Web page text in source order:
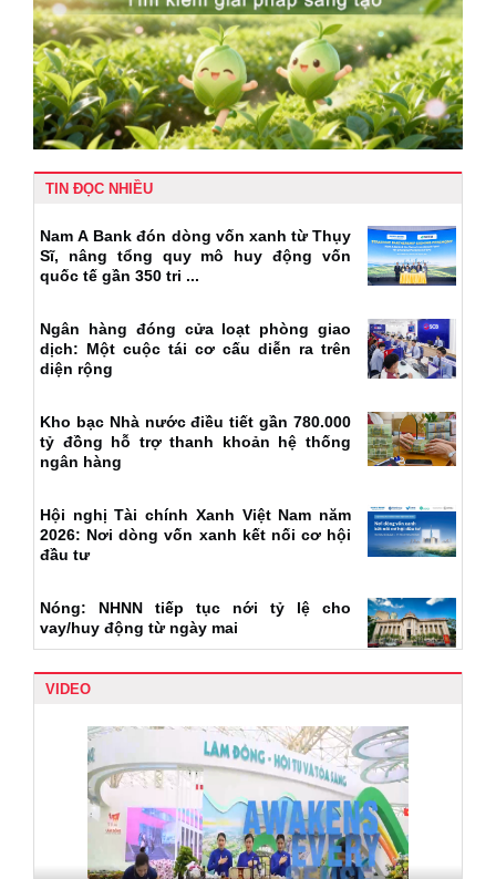
TIN ĐỌC NHIỀU
Nam A Bank đón dòng vốn xanh từ Thụy
Sĩ, nâng tổng quy mô huy động vốn
quốc tế gần 350 tri ...
Ngân hàng đóng cửa loạt phòng giao
dịch: Một cuộc tái cơ cấu diễn ra trên
diện rộng
Kho bạc Nhà nước điều tiết gần 780.000
tỷ đồng hỗ trợ thanh khoản hệ thống
ngân hàng
Hội nghị Tài chính Xanh Việt Nam năm
2026: Nơi dòng vốn xanh kết nối cơ hội
đầu tư
Nóng: NHNN tiếp tục nới tỷ lệ cho
vay/huy động từ ngày mai
VIDEO